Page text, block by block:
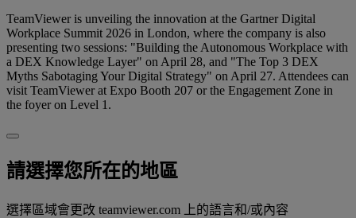
TeamViewer is unveiling the innovation at the Gartner Digital
Workplace Summit 2026 in London, where the company is also
presenting two sessions: "Building the Autonomous Workplace with
a DEX Knowledge Layer" on April 28, and "The Top 3 DEX
Myths Sabotaging Your Digital Strategy" on April 27. Attendees can
visit TeamViewer at Expo Booth 207 or the Engagement Zone in
the foyer on Level 1.
請選擇您所在的地區
選擇區域會更改 teamviewer.com 上的語言和/或內容